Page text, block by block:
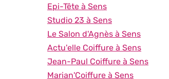
Epi-Tête à Sens
Studio 23 à Sens
Le Salon d'Agnès à Sens
Actu'elle Coiffure à Sens
Jean-Paul Coiffure à Sens
Marian'Coiffure à Sens